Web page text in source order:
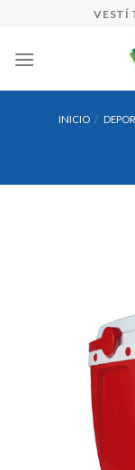
content
VESTÍ
INICIO /